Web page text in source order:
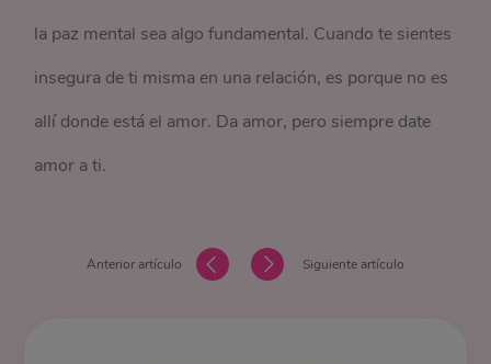
la paz mental sea algo fundamental. Cuando te sientes
insegura de ti misma en una relación, es porque no es
allí donde está el amor. Da amor, pero siempre date
amor a ti.
Anterior artículo Siguiente artículo